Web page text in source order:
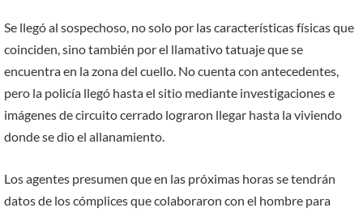
Se llegó al sospechoso, no solo por las características físicas que
coinciden, sino también por el llamativo tatuaje que se
encuentra en la zona del cuello. No cuenta con antecedentes,
pero la policía llegó hasta el sitio mediante investigaciones e
imágenes de circuito cerrado lograron llegar hasta la viviendo
donde se dio el allanamiento.
Los agentes presumen que en las próximas horas se tendrán
datos de los cómplices que colaboraron con el hombre para